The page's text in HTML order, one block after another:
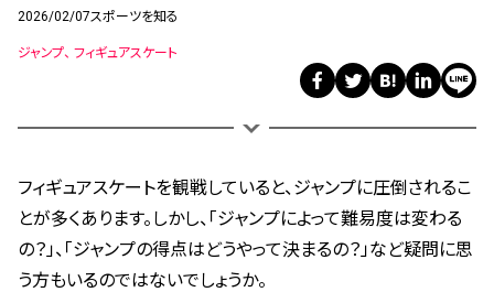
2026/02/07スポーツを知る
ジャンプ フィギュアスケート
フィギュアスケートを観戦していると、ジャンプに圧倒されるこ
とが多くあります。しかし、「ジャンプによって難易度は変わる
の？」、「ジャンプの得点はどうやって決まるの？」など疑問に思
う方もいるのではないでしょうか。